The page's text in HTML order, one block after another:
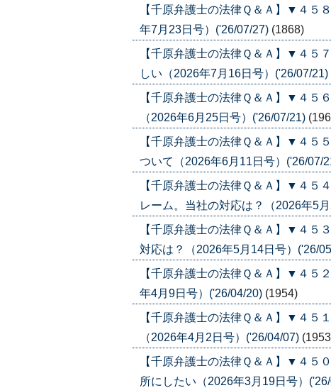
【千原弁護士の法律Ｑ＆Ａ】▼４
年7月23日号）('26/07/27) (1868)
【千原弁護士の法律Ｑ＆Ａ】▼４
しい（2026年7月16日号）('26/07/21)
【千原弁護士の法律Ｑ＆Ａ】▼４
（2026年6月25日号）('26/07/21)
【千原弁護士の法律Ｑ＆Ａ】▼４５
ついて（2026年6月11日号）('26/07/
【千原弁護士の法律Ｑ＆Ａ】▼４
レーム。当社の対応は？（2026年5
【千原弁護士の法律Ｑ＆Ａ】▼４
対応は？（2026年5月14日号）('26/
【千原弁護士の法律Ｑ＆Ａ】▼４
年4月9日号）('26/04/20) (1954)
【千原弁護士の法律Ｑ＆Ａ】▼４
（2026年4月2日号）('26/04/07)
【千原弁護士の法律Ｑ＆Ａ】▼４
所にしたい（2026年3月19日号）